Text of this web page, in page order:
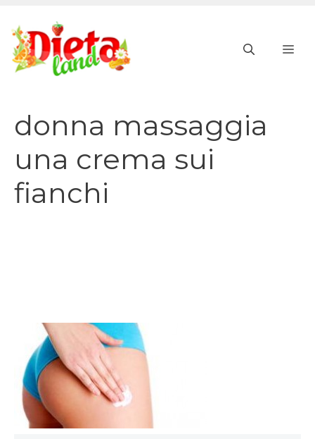
contenuto
donna massaggia
una crema sui
fianchi